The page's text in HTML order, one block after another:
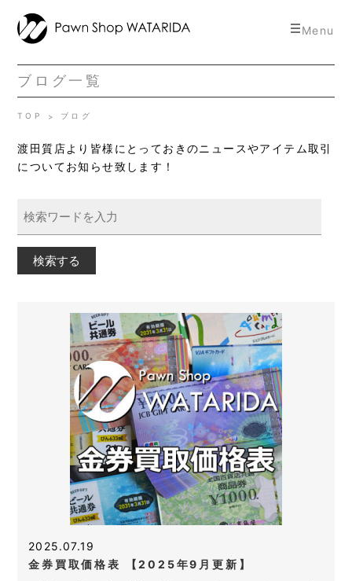
toggle
Menu
ブログ一覧
TOP ブログ
渡田質店より皆様にとっておきのニュースやアイテム取引
についてお知らせ致します！
2025.07.19
金券買取価格表 【2025年9月更新】